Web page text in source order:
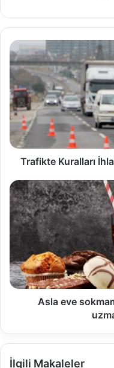
Trafikte Kuralları
Asla eve
İlgili Makaleler